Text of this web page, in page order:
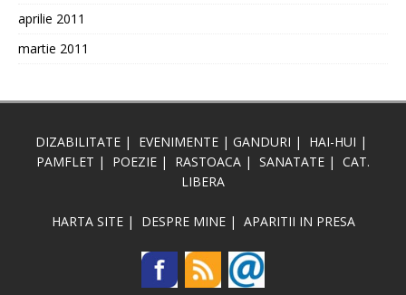
aprilie 2011
martie 2011
DIZABILITATE | EVENIMENTE | GANDURI | HAI-HUI |
PAMFLET | POEZIE | RASTOACA | SANATATE | CAT.
LIBERA
HARTA SITE| DESPRE MINE| APARITII IN PRESA